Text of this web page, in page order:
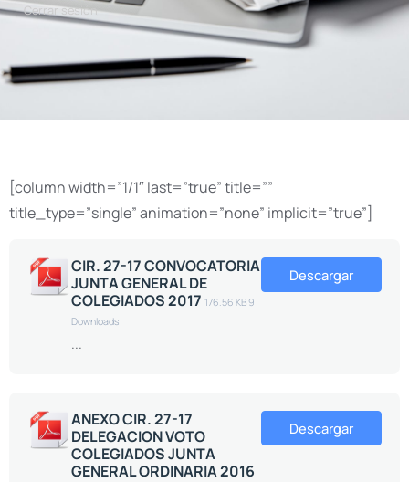
Cerrar sesión
[column width=”1/1″ last=”true” title=””
title_type=”single” animation=”none” implicit=”true”]
CIR. 27-17 CONVOCATORIA
JUNTA GENERAL DE
COLEGIADOS 2017 176.56 KB9
Downloads
...
Descargar
ANEXO CIR. 27-17
DELEGACION VOTO
COLEGIADOS JUNTA
GENERAL ORDINARIA 2016
Descargar